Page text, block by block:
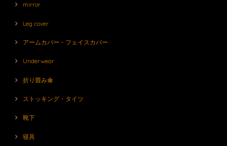
mirror
Leg cover
アームカバー・フェイスカバー
Underwear
折り畳み傘
ストッキング・タイツ
靴下
寝具